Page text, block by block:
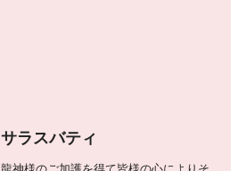
サラスバティ